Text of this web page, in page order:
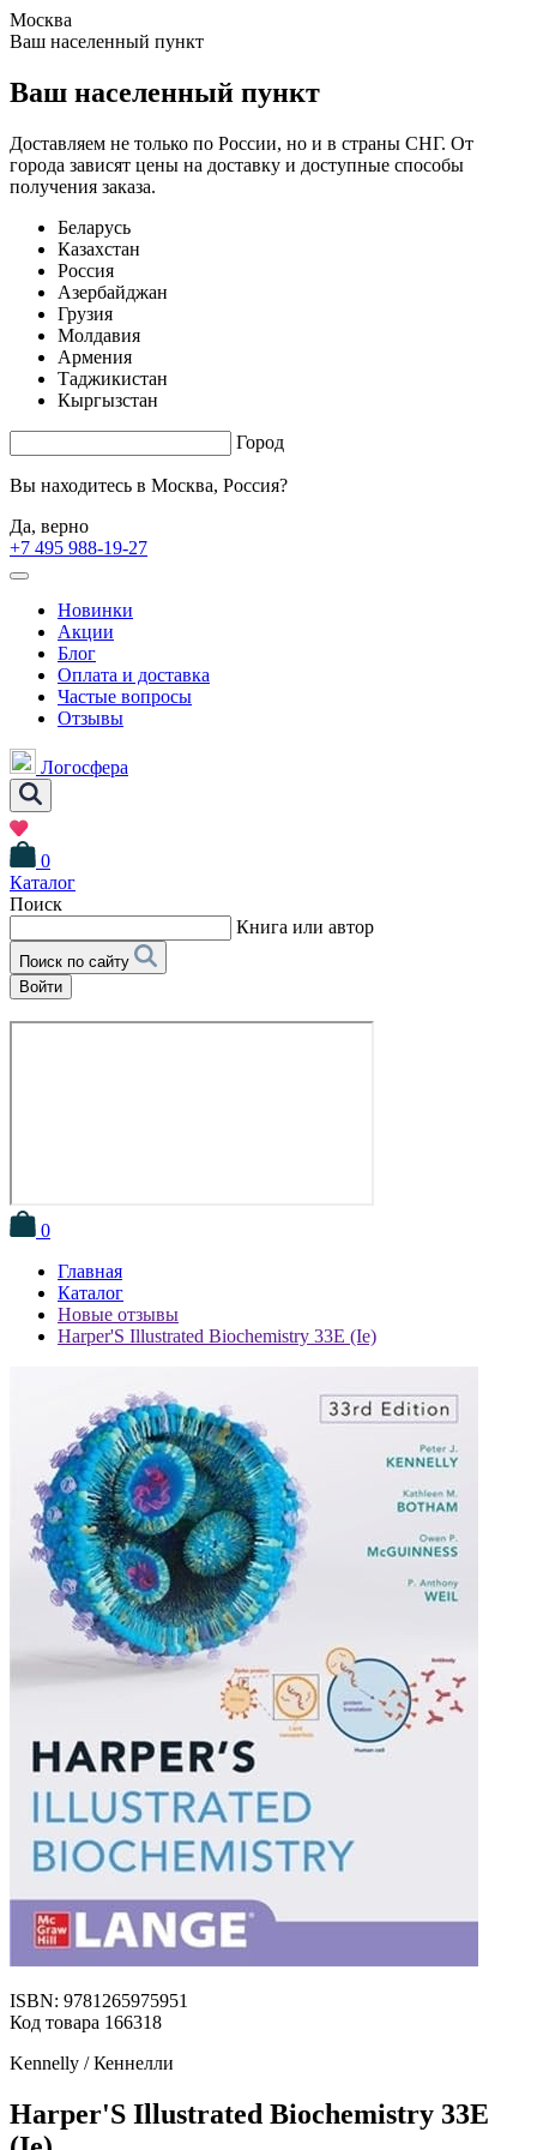
Москва
Ваш населенный пункт
Ваш населенный пункт
Доставляем не только по России, но и в страны СНГ. От
города зависят цены на доставку и доступные способы
получения заказа.
Беларусь
Казахстан
Россия
Азербайджан
Грузия
Молдавия
Армения
Таджикистан
Кыргызстан
Город
Вы находитесь в Москва, Россия?
Да, верно
+7 495 988-19-27
Новинки
Акции
Блог
Оплата и доставка
Частые вопросы
Отзывы
Логосфера
0
Каталог
Поиск
Книга или автор
Поиск по сайту
Войти
0
Главная
Каталог
Новые отзывы
Harper'S Illustrated Biochemistry 33E (Ie)
ISBN: 9781265975951
Код товара 166318
Kennelly / Кеннелли
Harper'S Illustrated Biochemistry 33E